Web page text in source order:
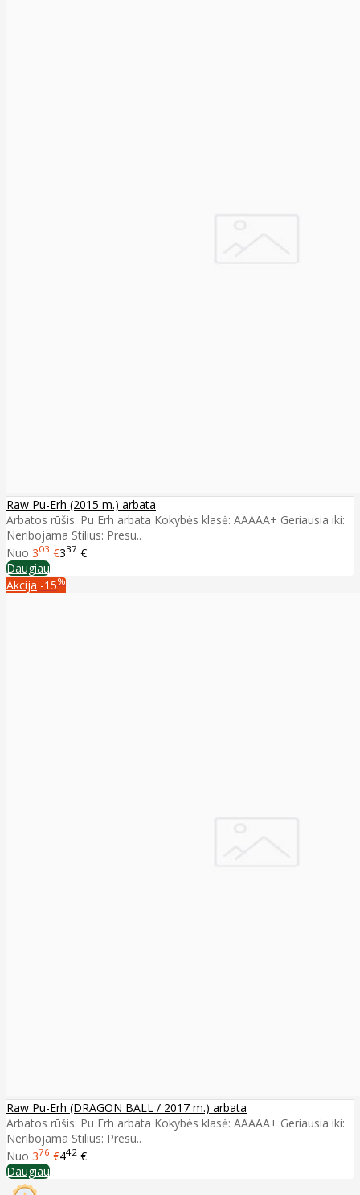
Raw Pu-Erh (2015 m.) arbata
Arbatos rūšis: Pu Erh arbata Kokybės klasė: AAAAA+ Geriausia iki:
Neribojama Stilius: Presu..
Nuo 303 €337 €
Daugiau
Akcija -15%
Raw Pu-Erh (DRAGON BALL / 2017 m.) arbata
Arbatos rūšis: Pu Erh arbata Kokybės klasė: AAAAA+ Geriausia iki:
Neribojama Stilius: Presu..
Nuo 376 €442 €
Daugiau